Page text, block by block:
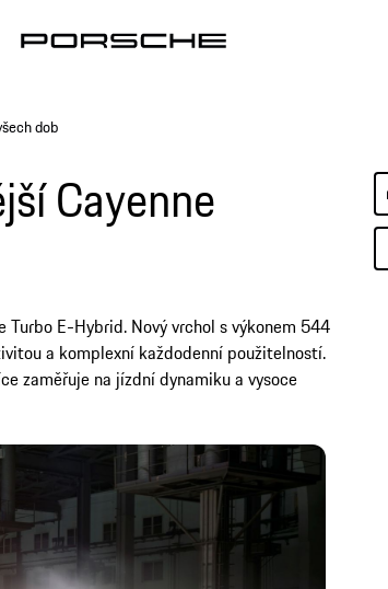
dob
Cayenne
Turbo E-Hybrid. Nový vrchol s výkonem 544
a komplexní každodenní použitelností.
zaměřuje na jízdní dynamiku a vysoce